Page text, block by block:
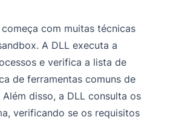
com muitas técnicas
A DLL executa a
e verifica a lista de
de ferramentas comuns de
disso, a DLL consulta os
verificando se os requisitos